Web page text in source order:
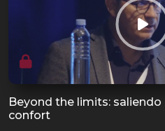
Beyond the limits:
confort